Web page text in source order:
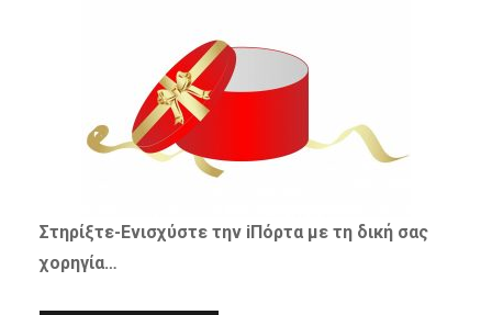
Στηρίξτε-Ενισχύστετην iΠόρτα με τη δική σας
χορηγία…